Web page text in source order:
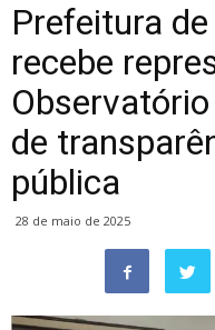
Prefeitura
recebe
de
pública
28 de maio de 2025